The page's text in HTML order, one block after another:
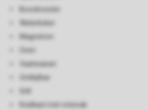
Broodrooster
Waterkoker
Magnetron
Oven
Vaatwasser
Ontbijtbar
Koelkast met vriesvak